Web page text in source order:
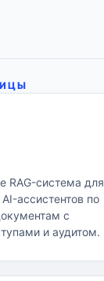
RAG-система для
ассистентов по
с
и аудитом.